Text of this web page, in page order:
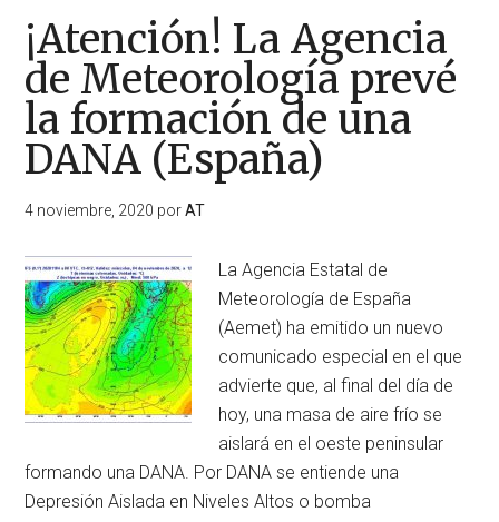
¡Atención! La Agencia
de Meteorología prevé
la formación de una
DANA (España)
4 noviembre, 2020 porAT
La Agencia Estatal de
Meteorología de España
(Aemet) ha emitido un nuevo
comunicado especial en el que
advierte que, al final del día de
hoy, una masa de aire frío se
aislará en el oeste peninsular
formando una DANA. Por DANA se entiende una
Depresión Aislada en Niveles Altos o bomba